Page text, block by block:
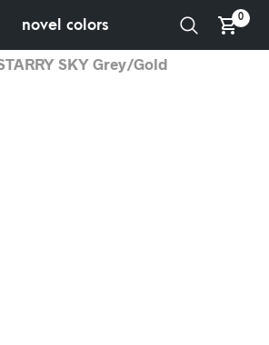
novel colors 0